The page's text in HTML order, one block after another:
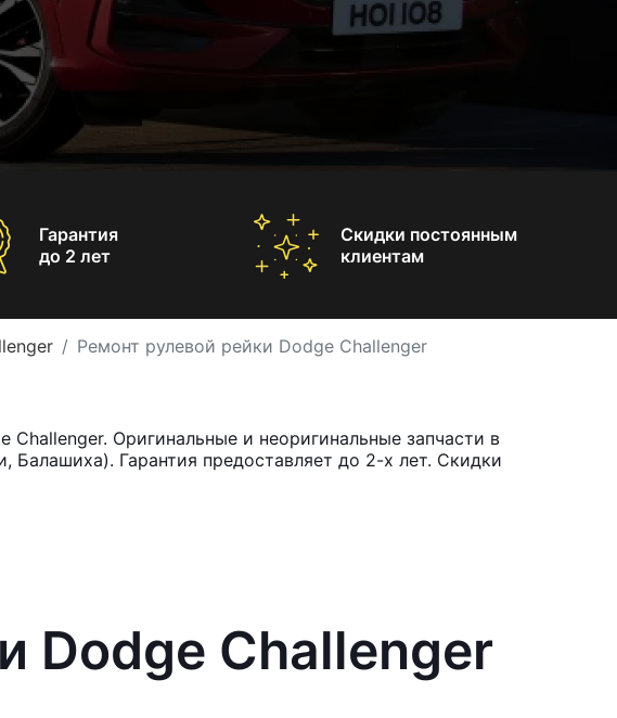
Гарантия
до 2 лет
Скидки постоянным
клиентам
Ремонт рулевой рейки Dodge Challenger
Оригинальные и неоригинальные запчасти в
Гарантия предоставляет до 2-х лет. Скидки
Dodge Challenger